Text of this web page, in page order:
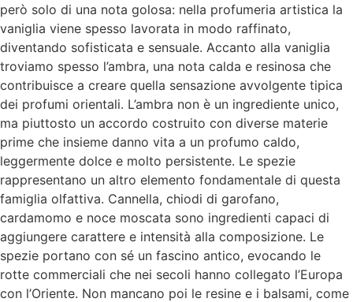
però solo di una nota golosa: nella profumeria artistica la
vaniglia viene spesso lavorata in modo raffinato,
diventando sofisticata e sensuale. Accanto alla vaniglia
troviamo spesso l’ambra, una nota calda e resinosa che
contribuisce a creare quella sensazione avvolgente tipica
dei profumi orientali. L’ambra non è un ingrediente unico,
ma piuttosto un accordo costruito con diverse materie
prime che insieme danno vita a un profumo caldo,
leggermente dolce e molto persistente. Le spezie
rappresentano un altro elemento fondamentale di questa
famiglia olfattiva. Cannella, chiodi di garofano,
cardamomo e noce moscata sono ingredienti capaci di
aggiungere carattere e intensità alla composizione. Le
spezie portano con sé un fascino antico, evocando le
rotte commerciali che nei secoli hanno collegato l’Europa
con l’Oriente. Non mancano poi le resine e i balsami, come